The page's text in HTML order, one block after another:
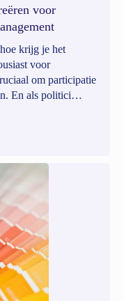
voor
krijg je het
voor
om participatie
En als politici
agenda staan.